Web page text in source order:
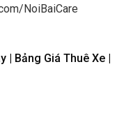
NoiBaiCare
| Bảng Giá Thuê Xe |